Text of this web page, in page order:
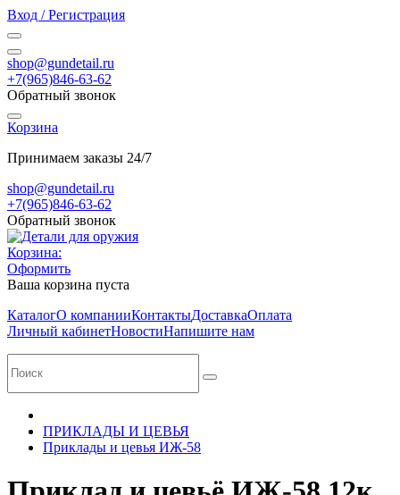
Вход / Регистрация
shop@gundetail.ru
+7(965)846-63-62
Обратный звонок
Корзина
Принимаем заказы 24/7
shop@gundetail.ru
+7(965)846-63-62
Обратный звонок
Корзина:
Оформить
Ваша корзина пуста
КаталогО компанииКонтактыДоставкаОплата
Личный кабинетНовостиНапишите нам
ПРИКЛАДЫ И ЦЕВЬЯ
Приклады и цевья ИЖ-58